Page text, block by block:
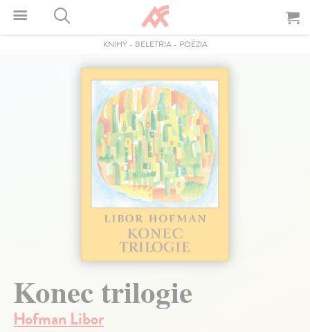
KNIHY- BELETRIA- POÉZIA
Konec trilogie
Hofman Libor